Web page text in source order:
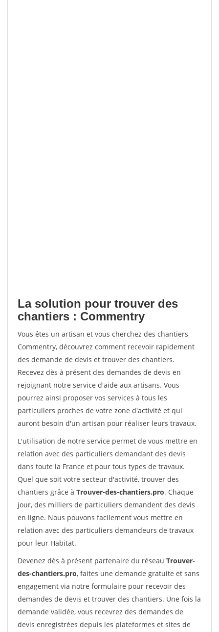
La solution pour trouver des
chantiers : Commentry
Vous êtes un artisan et vous cherchez des chantiers
Commentry, découvrez comment recevoir rapidement
des demande de devis et trouver des chantiers.
Recevez dès à présent des demandes de devis en
rejoignant notre service d'aide aux artisans. Vous
pourrez ainsi proposer vos services à tous les
particuliers proches de votre zone d'activité et qui
auront besoin d'un artisan pour réaliser leurs travaux.
L'utilisation de notre service permet de vous mettre en
relation avec des particuliers demandant des devis
dans toute la France et pour tous types de travaux.
Quel que soit votre secteur d'activité, trouver des
chantiers grâce à Trouver-des-chantiers.pro. Chaque
jour, des milliers de particuliers demandent des devis
en ligne. Nous pouvons facilement vous mettre en
relation avec des particuliers demandeurs de travaux
pour leur Habitat.
Devenez dès à présent partenaire du réseau Trouver-
des-chantiers.pro, faites une demande gratuite et sans
engagement via notre formulaire pour recevoir des
demandes de devis et trouver des chantiers. Une fois la
demande validée, vous recevrez des demandes de
devis enregistrées depuis les plateformes et sites de